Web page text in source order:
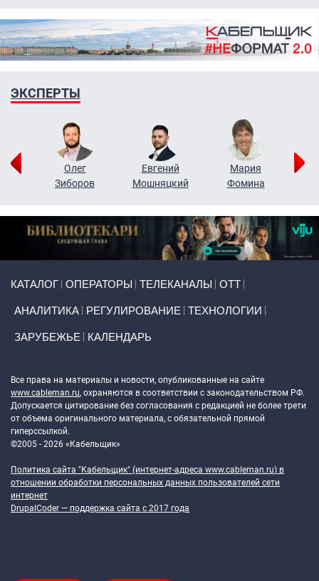
ЭКСПЕРТЫ
Олег
Зиборов
Евгений
Мошняцкий
Мария
Фомина
КАТАЛОГ ОПЕРАТОРЫ ТЕЛЕКАНАЛЫ ОТТ
АНАЛИТИКА РЕГУЛИРОВАНИЕ ТЕХНОЛОГИИ
ЗАРУБЕЖЬЕ КАЛЕНДАРЬ
Все права на материалы и новости, опубликованные на сайте
www.cableman.ru, охраняются в соответствии с законодательством РФ.
Допускается цитирование без согласования с редакцией не более трети
от объема оригинального материала, с обязательной прямой
гиперссылкой.
©2005 - 2026 «Кабельщик»
Политика сайта "Кабельщик" (интернет-адреса www.cableman.ru) в
отношении обработки персональных данных пользователей сети
интернет
DrupalCoder — поддержка сайта c 2017 года